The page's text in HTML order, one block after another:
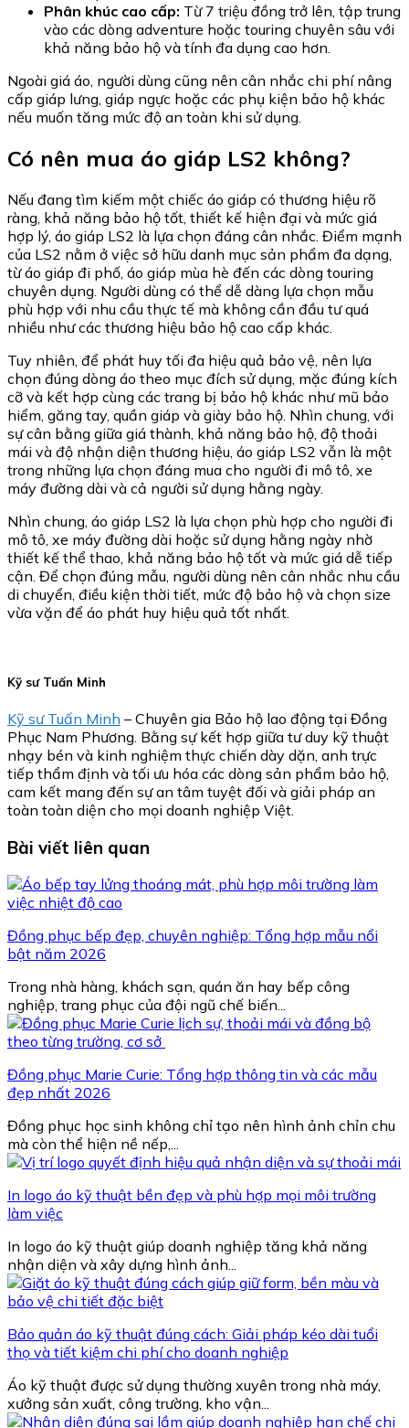
Phân khúc cao cấp: Từ 7 triệu đồng trở lên, tập trung
vào các dòng adventure hoặc touring chuyên sâu với
khả năng bảo hộ và tính đa dụng cao hơn.
Ngoài giá áo, người dùng cũng nên cân nhắc chi phí nâng
cấp giáp lưng, giáp ngực hoặc các phụ kiện bảo hộ khác
nếu muốn tăng mức độ an toàn khi sử dụng.
Có nên mua áo giáp LS2 không?
Nếu đang tìm kiếm một chiếc áo giáp có thương hiệu rõ
ràng, khả năng bảo hộ tốt, thiết kế hiện đại và mức giá
hợp lý, áo giáp LS2 là lựa chọn đáng cân nhắc. Điểm mạnh
của LS2 nằm ở việc sở hữu danh mục sản phẩm đa dạng,
từ áo giáp đi phố, áo giáp mùa hè đến các dòng touring
chuyên dụng. Người dùng có thể dễ dàng lựa chọn mẫu
phù hợp với nhu cầu thực tế mà không cần đầu tư quá
nhiều như các thương hiệu bảo hộ cao cấp khác.
Tuy nhiên, để phát huy tối đa hiệu quả bảo vệ, nên lựa
chọn đúng dòng áo theo mục đích sử dụng, mặc đúng kích
cỡ và kết hợp cùng các trang bị bảo hộ khác như mũ bảo
hiểm, găng tay, quần giáp và giày bảo hộ. Nhìn chung, với
sự cân bằng giữa giá thành, khả năng bảo hộ, độ thoải
mái và độ nhận diện thương hiệu, áo giáp LS2 vẫn là một
trong những lựa chọn đáng mua cho người đi mô tô, xe
máy đường dài và cả người sử dụng hằng ngày.
Nhìn chung, áo giáp LS2 là lựa chọn phù hợp cho người đi
mô tô, xe máy đường dài hoặc sử dụng hằng ngày nhờ
thiết kế thể thao, khả năng bảo hộ tốt và mức giá dễ tiếp
cận. Để chọn đúng mẫu, người dùng nên cân nhắc nhu cầu
di chuyển, điều kiện thời tiết, mức độ bảo hộ và chọn size
vừa vặn để áo phát huy hiệu quả tốt nhất.
Kỹ sư Tuấn Minh
Kỹ sư Tuấn Minh – Chuyên gia Bảo hộ lao động tại Đồng
Phục Nam Phương. Bằng sự kết hợp giữa tư duy kỹ thuật
nhạy bén và kinh nghiệm thực chiến dày dặn, anh trực
tiếp thẩm định và tối ưu hóa các dòng sản phẩm bảo hộ,
cam kết mang đến sự an tâm tuyệt đối và giải pháp an
toàn toàn diện cho mọi doanh nghiệp Việt.
Bài viết liên quan
Đồng phục bếp đẹp, chuyên nghiệp: Tổng hợp mẫu nổi
bật năm 2026
Trong nhà hàng, khách sạn, quán ăn hay bếp công
nghiệp, trang phục của đội ngũ chế biến...
Đồng phục Marie Curie: Tổng hợp thông tin và các mẫu
đẹp nhất 2026
Đồng phục học sinh không chỉ tạo nên hình ảnh chỉn chu
mà còn thể hiện nề nếp,...
In logo áo kỹ thuật bền đẹp và phù hợp mọi môi trường
làm việc
In logo áo kỹ thuật giúp doanh nghiệp tăng khả năng
nhận diện và xây dựng hình ảnh...
Bảo quản áo kỹ thuật đúng cách: Giải pháp kéo dài tuổi
thọ và tiết kiệm chi phí cho doanh nghiệp
Áo kỹ thuật được sử dụng thường xuyên trong nhà máy,
xưởng sản xuất, công trường, kho vận...